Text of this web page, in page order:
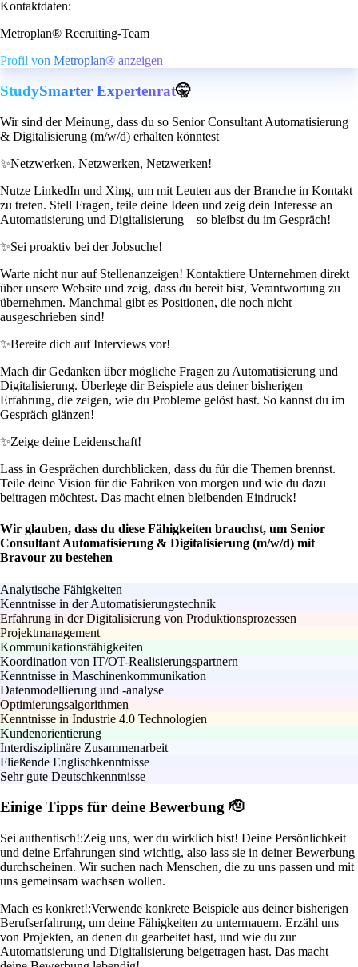
Kontaktdaten:
Metroplan® Recruiting-Team
Profil von Metroplan® anzeigen
StudySmarter Expertenrat🤫
Wir sind der Meinung, dass du so Senior Consultant Automatisierung
& Digitalisierung (m/w/d) erhalten könntest
✨Netzwerken, Netzwerken, Netzwerken!
Nutze LinkedIn und Xing, um mit Leuten aus der Branche in Kontakt
zu treten. Stell Fragen, teile deine Ideen und zeig dein Interesse an
Automatisierung und Digitalisierung – so bleibst du im Gespräch!
✨Sei proaktiv bei der Jobsuche!
Warte nicht nur auf Stellenanzeigen! Kontaktiere Unternehmen direkt
über unsere Website und zeig, dass du bereit bist, Verantwortung zu
übernehmen. Manchmal gibt es Positionen, die noch nicht
ausgeschrieben sind!
✨Bereite dich auf Interviews vor!
Mach dir Gedanken über mögliche Fragen zu Automatisierung und
Digitalisierung. Überlege dir Beispiele aus deiner bisherigen
Erfahrung, die zeigen, wie du Probleme gelöst hast. So kannst du im
Gespräch glänzen!
✨Zeige deine Leidenschaft!
Lass in Gesprächen durchblicken, dass du für die Themen brennst.
Teile deine Vision für die Fabriken von morgen und wie du dazu
beitragen möchtest. Das macht einen bleibenden Eindruck!
Wir glauben, dass du diese Fähigkeiten brauchst, um Senior
Consultant Automatisierung & Digitalisierung (m/w/d) mit
Bravour zu bestehen
Analytische Fähigkeiten
Kenntnisse in der Automatisierungstechnik
Erfahrung in der Digitalisierung von Produktionsprozessen
Projektmanagement
Kommunikationsfähigkeiten
Koordination von IT/OT-Realisierungspartnern
Kenntnisse in Maschinenkommunikation
Datenmodellierung und -analyse
Optimierungsalgorithmen
Kenntnisse in Industrie 4.0 Technologien
Kundenorientierung
Interdisziplinäre Zusammenarbeit
Fließende Englischkenntnisse
Sehr gute Deutschkenntnisse
Einige Tipps für deine Bewerbung 🫡
Sei authentisch!:Zeig uns, wer du wirklich bist! Deine Persönlichkeit
und deine Erfahrungen sind wichtig, also lass sie in deiner Bewerbung
durchscheinen. Wir suchen nach Menschen, die zu uns passen und mit
uns gemeinsam wachsen wollen.
Mach es konkret!:Verwende konkrete Beispiele aus deiner bisherigen
Berufserfahrung, um deine Fähigkeiten zu untermauern. Erzähl uns
von Projekten, an denen du gearbeitet hast, und wie du zur
Automatisierung und Digitalisierung beigetragen hast. Das macht